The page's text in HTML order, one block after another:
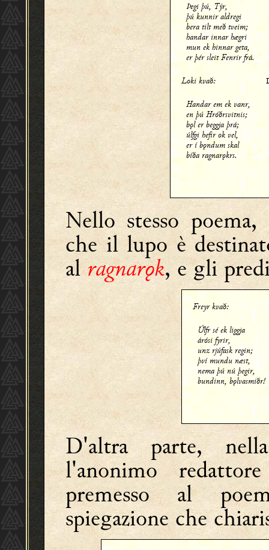
Þegi þú, Týr,
þú kunnir aldregi
bera tilt með tveim;
handar innar hægri
mun ek hinnar geta,
er þér sleit Fenrir frá.
Loki kvað:
Handar em ek vanr,
en þú Hróðrsvitnis;
bǫl er beggja þrá;
úlfgi hefir ok vel,
er í bǫndum skal
bíða ragnarǫkrs.
Nello stesso
che il lupo è
alragnarǫk, e gli
Freyr kvað:
Úlfr sé ek liggja
árósi fyrir,
unz rjúfask regin;
því mundu næst,
nema þú nú þegir,
bundinn, bǫlvasmiðr!
D'altra parte,
l'anonimo
premesso al
spiegazione che